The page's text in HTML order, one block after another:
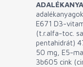
E671 D3-
(t.r.alfa-toc.
pentahidrát)
50 mg, E5-
3b605 cink